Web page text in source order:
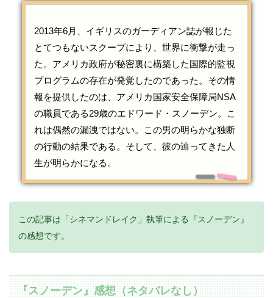
2013年6月、イギリスのガーディアン誌が報じた
とてつもないスクープにより、世界に衝撃が走っ
た。アメリカ政府が秘密裏に構築した国際的監視
プログラムの存在が発覚したのであった。その情
報を提供したのは、アメリカ国家安全保障局NSA
の職員である29歳のエドワード・スノーデン。こ
れは偶然の漏洩ではない。この男の明らかな独断
の行動の結果である。そして、彼の辿ってきた人
生が明らかになる。
この記事は「シネマンドレイク」執筆による『スノーデン』
の感想です。
『スノーデン』感想（ネタバレなし）